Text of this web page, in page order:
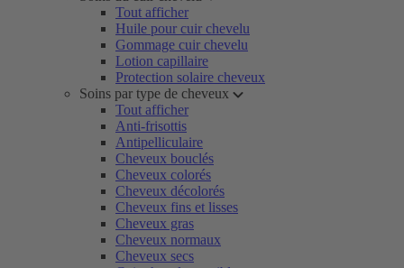
Tout afficher
Huile pour cuir chevelu
Gommage cuir chevelu
Lotion capillaire
Protection solaire cheveux
Soins par type de cheveux
Tout afficher
Anti-frisottis
Antipelliculaire
Cheveux bouclés
Cheveux colorés
Cheveux décolorés
Cheveux fins et lisses
Cheveux gras
Cheveux normaux
Cheveux secs